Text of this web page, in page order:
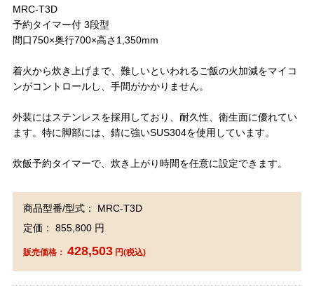
MRC-T3D
予約タイマー付 3段型
間口750×奥行700×高さ1,350mm
着火から炊き上げまで、難しいといわれるご飯の火加減をマイコ
ンがコントロールし、手間がかかりません。
外装にはステンレスを採用しており、耐久性、衛生面に優れてい
ます。特に脚部には、錆に強いSUS304を使用しています。
炊飯予約タイマーで、炊き上がり時間を任意に設定できます。
商品型番/型式： MRC-T3D
定価： 855,800 円
販売価格： 428,503円(税込)